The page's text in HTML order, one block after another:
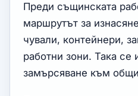
Преди същинската
маршрутът за
чували, контейнери,
работни зони. Така се
замърсяване към